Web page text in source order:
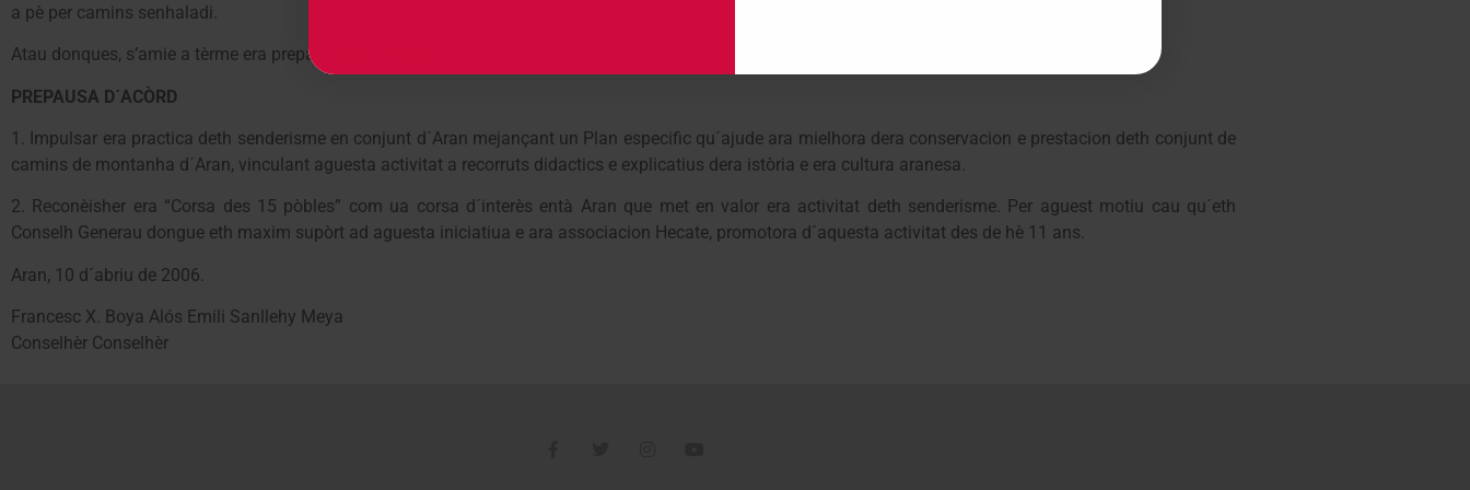
a pè per camins senhaladi.
Atau donques, s’amie a tèrme era prepausa que seguís:
PREPAUSA D´ACÒRD
1. Impulsar era practica deth senderisme en conjunt d´Aran mejançant un Plan especific qu´ajude ara mielhora dera conservacion e prestacion deth conjunt de
camins de montanha d´Aran, vinculant aguesta activitat a recorruts didactics e explicatius dera istòria e era cultura aranesa.
2. Reconèisher era “Corsa des 15 pòbles” com ua corsa d´interès entà Aran que met en valor era activitat deth senderisme. Per aguest motiu cau qu´eth
Conselh Generau dongue eth maxim supòrt ad aguesta iniciatiua e ara associacion Hecate, promotora d´aquesta activitat des de hè 11 ans.
Aran, 10 d´abriu de 2006.
Francesc X. Boya Alós Emili Sanllehy Meya
Conselhèr Conselhèr